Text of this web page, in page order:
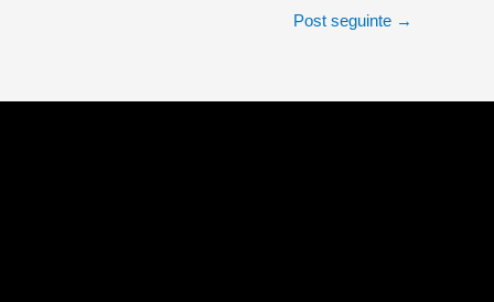
Post seguinte →